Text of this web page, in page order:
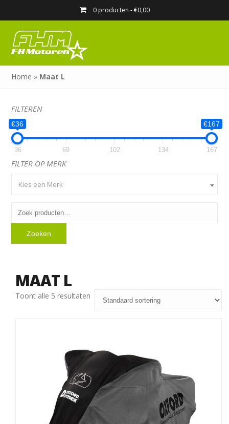
0 producten -€0,00
Home » Maat L
FILTEREN
€36 €167
36 69 102 134 167
FILTER OP MERK
Kies een Merk
Zoeken
naar:
Zoeken
MAAT L
Toont alle 5 resultaten